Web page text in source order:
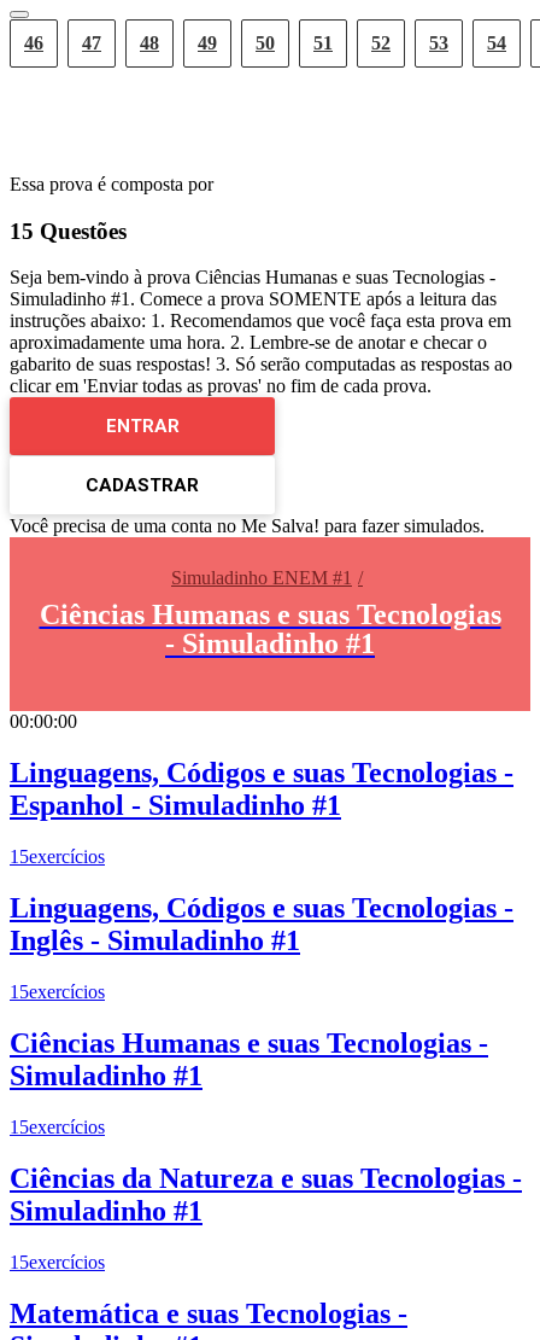
46 47 48 49 50 51 52 53 54
Essa prova é composta por
15 Questões
Seja bem-vindo à prova Ciências Humanas e suas Tecnologias -
Simuladinho #1. Comece a prova SOMENTE após a leitura das
instruções abaixo: 1. Recomendamos que você faça esta prova em
aproximadamente uma hora. 2. Lembre-se de anotar e checar o
gabarito de suas respostas! 3. Só serão computadas as respostas ao
clicar em 'Enviar todas as provas' no fim de cada prova.
ENTRAR
CADASTRAR
Você precisa de uma conta no Me Salva! para fazer simulados.
Simuladinho ENEM #1
Ciências Humanas e suas Tecnologias
- Simuladinho #1
00:00:00
Linguagens, Códigos e suas Tecnologias -
Espanhol - Simuladinho #1
15exercícios
Linguagens, Códigos e suas Tecnologias -
Inglês - Simuladinho #1
15exercícios
Ciências Humanas e suas Tecnologias -
Simuladinho #1
15exercícios
Ciências da Natureza e suas Tecnologias -
Simuladinho #1
15exercícios
Matemática e suas Tecnologias -